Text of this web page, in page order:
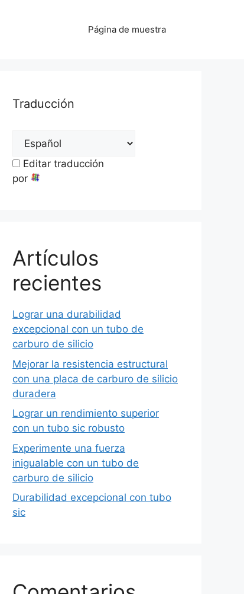
Página de muestra
Traducción
Editar traducción
por
Artículos
recientes
Lograr una durabilidad
excepcional con un tubo de
carburo de silicio
Mejorar la resistencia estructural
con una placa de carburo de silicio
duradera
Lograr un rendimiento superior
con un tubo sic robusto
Experimente una fuerza
inigualable con un tubo de
carburo de silicio
Durabilidad excepcional con tubo
sic